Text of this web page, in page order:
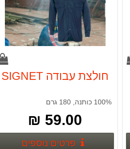
נוספים
חולצת עבודה SIGNET
100% כותנה, 180 גרם
59.00 ₪
פרטים נוספים